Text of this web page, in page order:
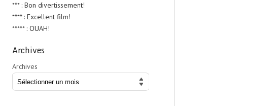
*** : Bon divertissement!
**** : Excellent film!
***** : OUAH!
Archives
Archives